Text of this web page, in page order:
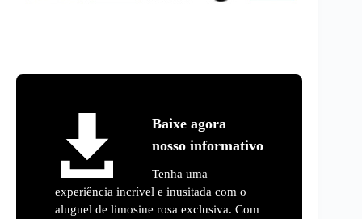
Baixe agora
nosso informativo
Tenha uma
experiência incrível e inusitada com o
aluguel de limosine rosa exclusiva. Com